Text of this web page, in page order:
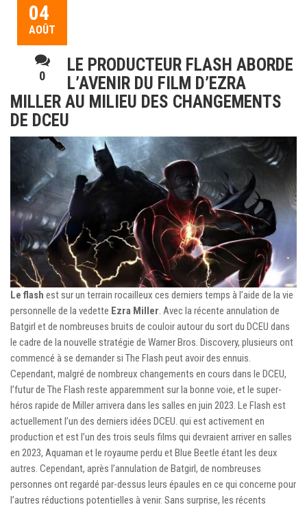
04
AOÛT
0
LE PRODUCTEUR FLASH ABORDE
L’AVENIR DU FILM D’EZRA
MILLER AU MILIEU DES CHANGEMENTS
DE DCEU
Le flash est sur un terrain rocailleux ces derniers temps à l’aide de la vie
personnelle de la vedette Ezra Miller. Avec la récente annulation de
Batgirl et de nombreuses bruits de couloir autour du sort du DCEU dans
le cadre de la nouvelle stratégie de Warner Bros. Discovery, plusieurs ont
commencé à se demander si The Flash peut avoir des ennuis.
Cependant, malgré de nombreux changements en cours dans le DCEU,
l’futur de The Flash reste apparemment sur la bonne voie, et le super-
héros rapide de Miller arrivera dans les salles en juin 2023. Le Flash est
actuellement l’un des derniers idées DCEU. qui est activement en
production et est l’un des trois seuls films qui devraient arriver en salles
en 2023, Aquaman et le royaume perdu et Blue Beetle étant les deux
autres. Cependant, après l’annulation de Batgirl, de nombreuses
personnes ont regardé par-dessus leurs épaules en ce qui concerne pour
l’autres réductions potentielles à venir. Sans surprise, les récents